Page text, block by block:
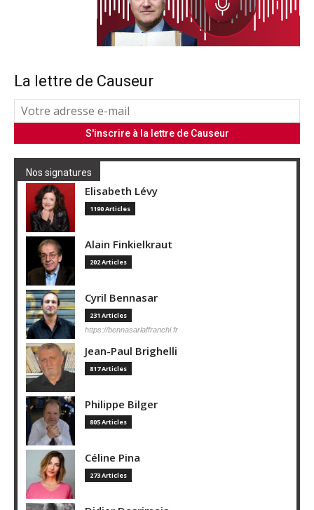
La lettre de Causeur
Nos signatures
Elisabeth Lévy
1190 Articles
Alain Finkielkraut
202 Articles
Cyril Bennasar
231 Articles
https://bennasarlaffranchi.fr
Jean-Paul Brighelli
817 Articles
Philippe Bilger
805 Articles
Céline Pina
273 Articles